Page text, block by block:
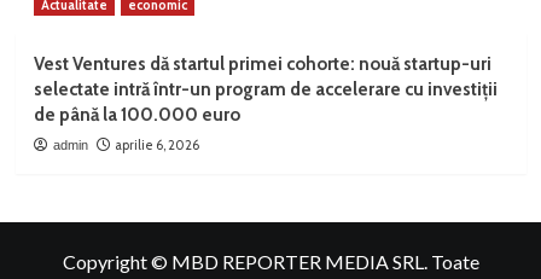
Actualitate economic
Vest Ventures dă startul primei cohorte: nouă startup-uri
selectate intră într-un program de accelerare cu investiții
de până la 100.000 euro
admin aprilie 6, 2026
Copyright © MBD REPORTER MEDIA SRL. Toate